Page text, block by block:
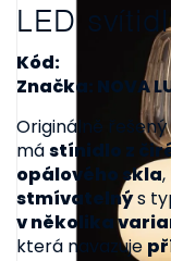
LED
Kód:
Značka: NOVA
Originálně řešený
mástínidlo z
opálového skla
stmívatelnýs
v několika
která navazuje